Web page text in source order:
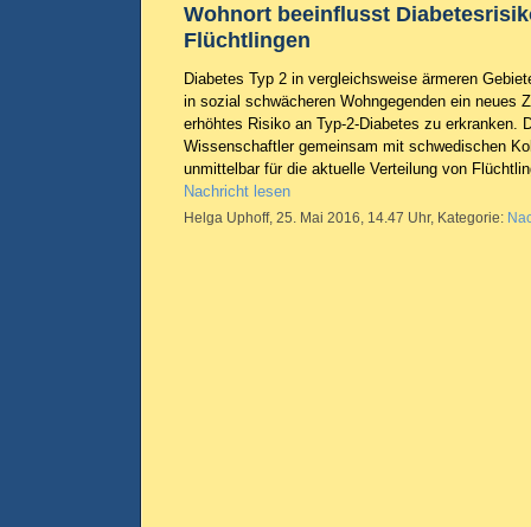
Wohnort beeinflusst
Flüchtlingen
Diabetes Typ 2 in vergleichsweise ärmeren
in sozial schwächeren Wohngegenden ein neues
erhöhtes Risiko an Typ-2-Diabetes zu erkranken.
Wissenschaftler gemeinsam mit schwedischen
unmittelbar für die aktuelle Verteilung von
Nachricht lesen
Helga Uphoff, 25. Mai 2016, 14.47 Uhr, Kategorie: